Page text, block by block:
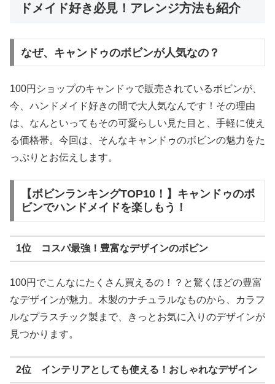
ドメイド好き必見！アレンジ方法も紹介
なぜ、キャンドゥのボビンが人気なの？
100円ショップのキャンドゥで販売されているボビンが、
今、ハンドメイド好きの間で大人気なんです！その理由
は、なんといってもその可愛らしい見た目と、手軽に使え
る価格帯。今回は、そんなキャンドゥのボビンの魅力をた
っぷりとお伝えします。
【ボビンランキングTOP10！】キャンドゥのボ
ビンでハンドメイドを楽しもう！
1位 コスパ最強！豊富なデザインのボビン
100円でこんなにたくさん買えるの！？と驚くほどの豊富
なデザインが魅力。木製のナチュラルなものから、カラフ
ルなプラスチック製まで、きっとお気に入りのデザインが
見つかります。
2位 インテリアとしても使える！おしゃれなデザイン